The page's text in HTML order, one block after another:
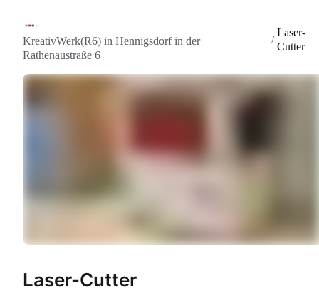
KreativWerk(R6) in Hennigsdorf in der
Rathenaustraße 6
/
Laser-
Cutter
Laser-Cutter